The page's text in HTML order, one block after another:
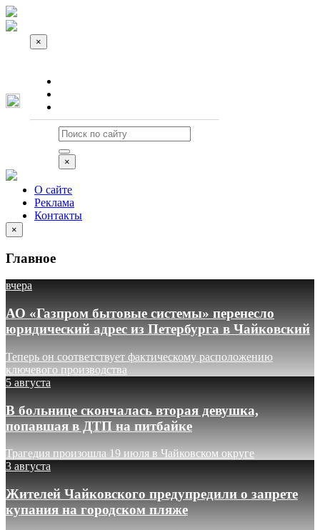
×
×
О сайте
Реклама
Контакты
×
Главное
вчера
АО «Газпром бытовые системы» перенесло
юридический адрес из Петербурга в Чайковский
Теперь он соответствует фактическому расположению
ключевого производства
5 августа
В больнице скончалась вторая девушка,
попавшая в ДТП на питбайке
Трагедия произошла 19 июля в Чайковском округе
3 августа
Жителей Чайковского предупредили о запрете
купания на городском пляже